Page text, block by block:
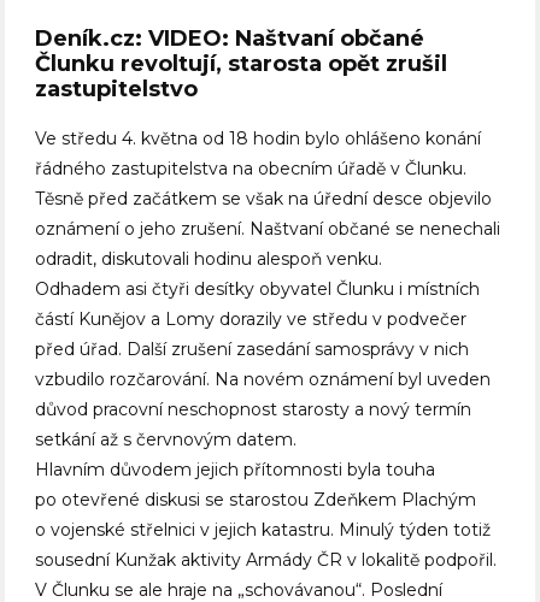
Deník.cz: VIDEO: Naštvaní občané
Člunku revoltují, starosta opět zrušil
zastupitelstvo
Ve středu 4. května od 18 hodin bylo ohlášeno konání
řádného zastupitelstva na obecním úřadě v Člunku.
Těsně před začátkem se však na úřední desce objevilo
oznámení o jeho zrušení. Naštvaní občané se nenechali
odradit, diskutovali hodinu alespoň venku.
Odhadem asi čtyři desítky obyvatel Člunku i místních
částí Kunějov a Lomy dorazily ve středu v podvečer
před úřad. Další zrušení zasedání samosprávy v nich
vzbudilo rozčarování. Na novém oznámení byl uveden
důvod pracovní neschopnost starosty a nový termín
setkání až s červnovým datem.
Hlavním důvodem jejich přítomnosti byla touha
po otevřené diskusi se starostou Zdeňkem Plachým
o vojenské střelnici v jejich katastru. Minulý týden totiž
sousední Kunžak aktivity Armády ČR v lokalitě podpořil.
V Člunku se ale hraje na „schovávanou“. Poslední